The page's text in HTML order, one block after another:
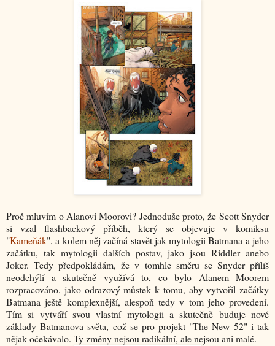
Proč mluvím o Alanovi Moorovi? Jednoduše proto, že Scott Snyder
si vzal flashbackový příběh, který se objevuje v komiksu
"Kameňák", a kolem něj začíná stavět jak mytologii Batmana a jeho
začátku, tak mytologii dalších postav, jako jsou Riddler anebo
Joker. Tedy předpokládám, že v tomhle směru se Snyder příliš
neodchýlí a skutečně využívá to, co bylo Alanem Moorem
rozpracováno, jako odrazový můstek k tomu, aby vytvořil začátky
Batmana ještě komplexnější, alespoň tedy v tom jeho provedení.
Tím si vytváří svou vlastní mytologii a skutečně buduje nové
základy Batmanova světa, což se pro projekt "The New 52" i tak
nějak očekávalo. Ty změny nejsou radikální, ale nejsou ani malé.